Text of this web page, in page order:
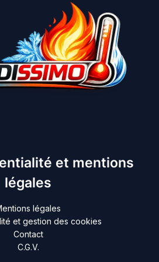
et mentions
légales
légales
et gestion des cookies
Contact
C.G.V.